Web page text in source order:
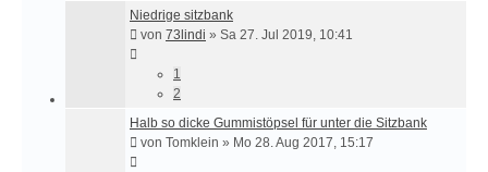
Niedrige sitzbank
von 73lindi » Sa 27. Jul 2019, 10:41
1
2
Halb so dicke Gummistöpsel für unter die Sitzbank
von Tomklein » Mo 28. Aug 2017, 15:17